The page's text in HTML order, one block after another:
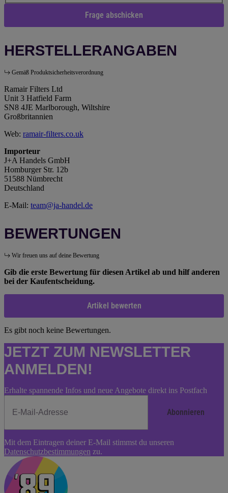
Frage abschicken
HERSTELLERANGABEN
Gemäß Produktsicherheitsverordnung
Ramair Filters Ltd
Unit 3 Hatfield Farm
SN8 4JE Marlborough, Wiltshire
Großbritannien
Web: ramair-filters.co.uk
Importeur
J+A Handels GmbH
Homburger Str. 12b
51588 Nümbrecht
Deutschland
E-Mail: team@ja-handel.de
BEWERTUNGEN
Wir freuen uns auf deine Bewertung
Gib die erste Bewertung für diesen Artikel ab und hilf anderen
bei der Kaufentscheidung.
Artikel bewerten
Es gibt noch keine Bewertungen.
JETZT ZUM NEWSLETTER
ANMELDEN!
Erhalte spannende Infos und neue Angebote direkt ins Postfach
Abonnieren
Abonnieren
Mit dem Eintragen deiner E-Mail stimmst du unseren
Datenschutzbestimmungen zu.